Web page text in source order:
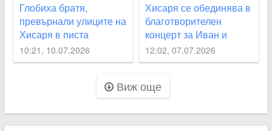
Глобиха братя,
превърнали улиците на
Хисаря в писта
10:21, 10.07.2026
Хисаря се обединява в
благотворителен
концерт за Иван и
Беатриче
12:02, 07.07.2026
Виж още